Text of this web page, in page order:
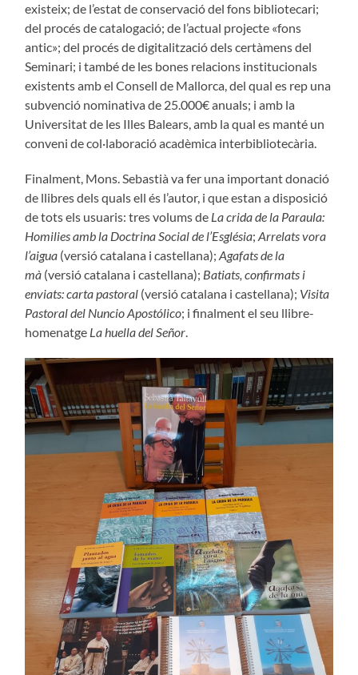
existeix; de l’estat de conservació del fons bibliotecari;
del procés de catalogació; de l’actual projecte «fons
antic»; del procés de digitalització dels certàmens del
Seminari; i també de les bones relacions institucionals
existents amb el Consell de Mallorca, del qual es rep una
subvenció nominativa de 25.000€ anuals; i amb la
Universitat de les Illes Balears, amb la qual es manté un
conveni de col·laboració acadèmica interbibliotecària.
Finalment, Mons. Sebastià va fer una important donació
de llibres dels quals ell és l’autor, i que estan a disposició
de tots els usuaris: tres volums de La crida de la Paraula:
Homilies amb la Doctrina Social de l’Església;Arrelats vora
l’aigua (versió catalana i castellana);Agafats de la
mà (versió catalana i castellana); Batiats, confirmats i
enviats: carta pastoral (versió catalana i castellana); Visita
Pastoral del Nuncio Apostólico; i finalment el seu llibre-
homenatge La huella del Señor.